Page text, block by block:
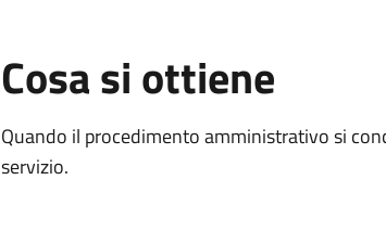
Cosa si ottiene
Quando il procedimento amministrativo si
servizio.